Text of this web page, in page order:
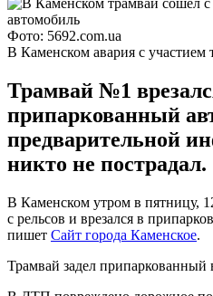
Фото: 5692.com.ua
В Каменском авария с участием
Трамвай №1
припаркованный
предварительной
никто не пострадал.
В Каменском утром в пятницу,
с рельсов и врезался в
пишет Сайт города Каменское.
Трамвай задел припаркованный